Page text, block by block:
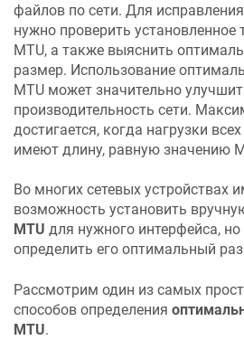
файлов по сети. Для
нужно проверить установленное
MTU, а также выяснить
размер. Использование
MTU может значительно
производительность сети.
достигается, когда нагрузки
имеют длину, равную значению
Во многих сетевых устройствах
возможность установить
MTU для нужного интерфейса,
определить его оптимальный
Рассмотрим один из самых
способов определения
MTU.